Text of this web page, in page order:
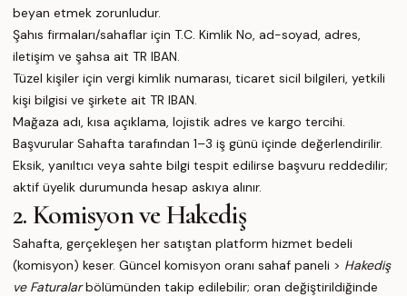
beyan etmek zorunludur.
Şahıs firmaları/sahaflar için T.C. Kimlik No, ad-soyad, adres,
iletişim ve şahsa ait TR IBAN.
Tüzel kişiler için vergi kimlik numarası, ticaret sicil bilgileri, yetkili
kişi bilgisi ve şirkete ait TR IBAN.
Mağaza adı, kısa açıklama, lojistik adres ve kargo tercihi.
Başvurular Sahafta tarafından 1–3 iş günü içinde değerlendirilir.
Eksik, yanıltıcı veya sahte bilgi tespit edilirse başvuru reddedilir;
aktif üyelik durumunda hesap askıya alınır.
2. Komisyon ve Hakediş
Sahafta, gerçekleşen her satıştan platform hizmet bedeli
(komisyon) keser. Güncel komisyon oranı sahaf paneli > Hakediş
ve Faturalarbölümünden takip edilebilir; oran değiştirildiğinde